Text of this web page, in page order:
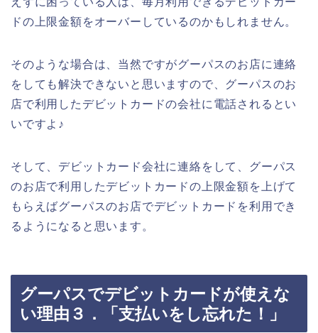
ドの上限金額をオーバーしているのかもしれません。
そのような場合は、当然ですがグーパスのお店に連絡
をしても解決できないと思いますので、グーパスのお
店で利用したデビットカードの会社に電話されるとい
いですよ♪
そして、デビットカード会社に連絡をして、グーパス
のお店で利用したデビットカードの上限金額を上げて
もらえばグーパスのお店でデビットカードを利用でき
るようになると思います。
グーパスでデビットカードが使えな
い理由３．「支払いをし忘れた！」